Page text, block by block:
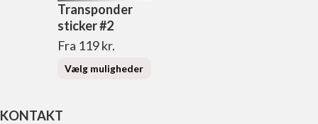
Transponder
sticker #2
Fra 119kr.
Vælg muligheder
KONTAKT